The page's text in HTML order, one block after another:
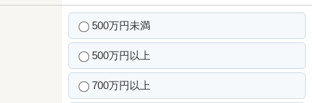
500万円未満
500万円以上
700万円以上